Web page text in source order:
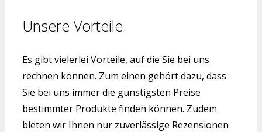
Unsere Vorteile
Es gibt vielerlei Vorteile, auf die Sie bei uns
rechnen können. Zum einen gehört dazu, dass
Sie bei uns immer die günstigsten Preise
bestimmter Produkte finden können. Zudem
bieten wir Ihnen nur zuverlässige Rezensionen